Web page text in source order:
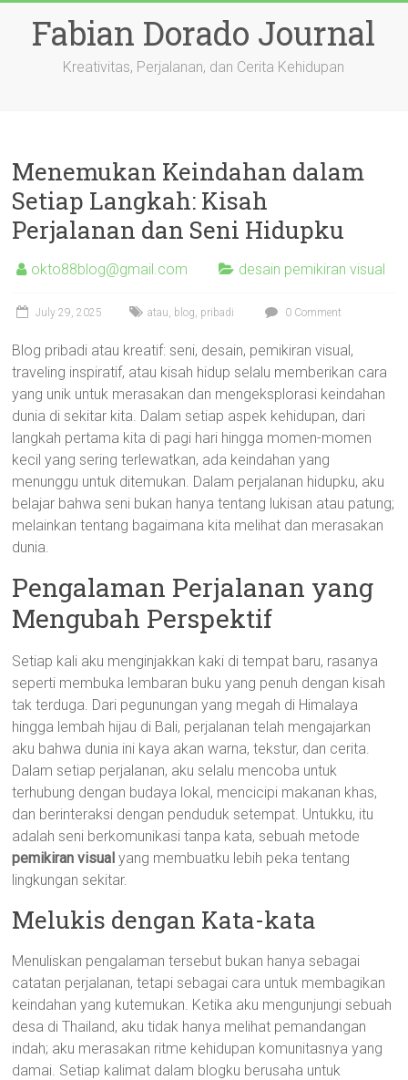
contentFabian Dorado Journal
Kreativitas, Perjalanan, dan Cerita Kehidupan
Menemukan Keindahan dalam
Setiap Langkah: Kisah
Perjalanan dan Seni Hidupku
okto88blog@gmail.com desain pemikiran visual
July 29, 2025 atau, blog, pribadi 0 Comment
Blog pribadi atau kreatif: seni, desain, pemikiran visual,
traveling inspiratif, atau kisah hidup selalu memberikan cara
yang unik untuk merasakan dan mengeksplorasi keindahan
dunia di sekitar kita. Dalam setiap aspek kehidupan, dari
langkah pertama kita di pagi hari hingga momen-momen
kecil yang sering terlewatkan, ada keindahan yang
menunggu untuk ditemukan. Dalam perjalanan hidupku, aku
belajar bahwa seni bukan hanya tentang lukisan atau patung;
melainkan tentang bagaimana kita melihat dan merasakan
dunia.
Pengalaman Perjalanan yang
Mengubah Perspektif
Setiap kali aku menginjakkan kaki di tempat baru, rasanya
seperti membuka lembaran buku yang penuh dengan kisah
tak terduga. Dari pegunungan yang megah di Himalaya
hingga lembah hijau di Bali, perjalanan telah mengajarkan
aku bahwa dunia ini kaya akan warna, tekstur, dan cerita.
Dalam setiap perjalanan, aku selalu mencoba untuk
terhubung dengan budaya lokal, mencicipi makanan khas,
dan berinteraksi dengan penduduk setempat. Untukku, itu
adalah seni berkomunikasi tanpa kata, sebuah metode
pemikiran visual yang membuatku lebih peka tentang
lingkungan sekitar.
Melukis dengan Kata-kata
Menuliskan pengalaman tersebut bukan hanya sebagai
catatan perjalanan, tetapi sebagai cara untuk membagikan
keindahan yang kutemukan. Ketika aku mengunjungi sebuah
desa di Thailand, aku tidak hanya melihat pemandangan
indah; aku merasakan ritme kehidupan komunitasnya yang
damai. Setiap kalimat dalam blogku berusaha untuk